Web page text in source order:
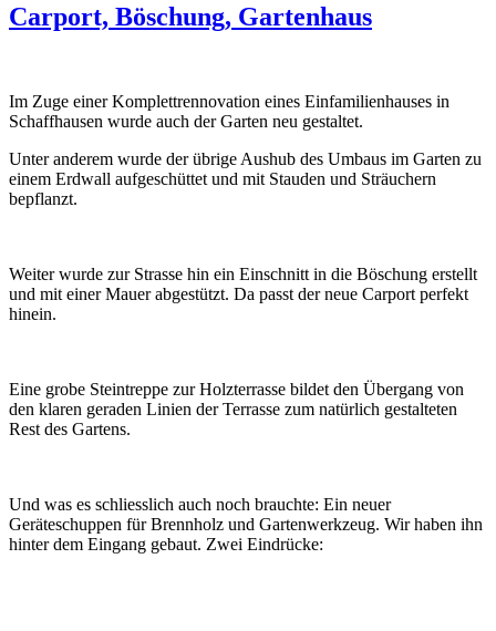
Carport, Böschung, Gartenhaus
Im Zuge einer Komplettrennovation eines Einfamilienhauses in
Schaffhausen wurde auch der Garten neu gestaltet.
Unter anderem wurde der übrige Aushub des Umbaus im Garten zu
einem Erdwall aufgeschüttet und mit Stauden und Sträuchern
bepflanzt.
Weiter wurde zur Strasse hin ein Einschnitt in die Böschung erstellt
und mit einer Mauer abgestützt. Da passt der neue Carport perfekt
hinein.
Eine grobe Steintreppe zur Holzterrasse bildet den Übergang von
den klaren geraden Linien der Terrasse zum natürlich gestalteten
Rest des Gartens.
Und was es schliesslich auch noch brauchte: Ein neuer
Geräteschuppen für Brennholz und Gartenwerkzeug. Wir haben ihn
hinter dem Eingang gebaut. Zwei Eindrücke: